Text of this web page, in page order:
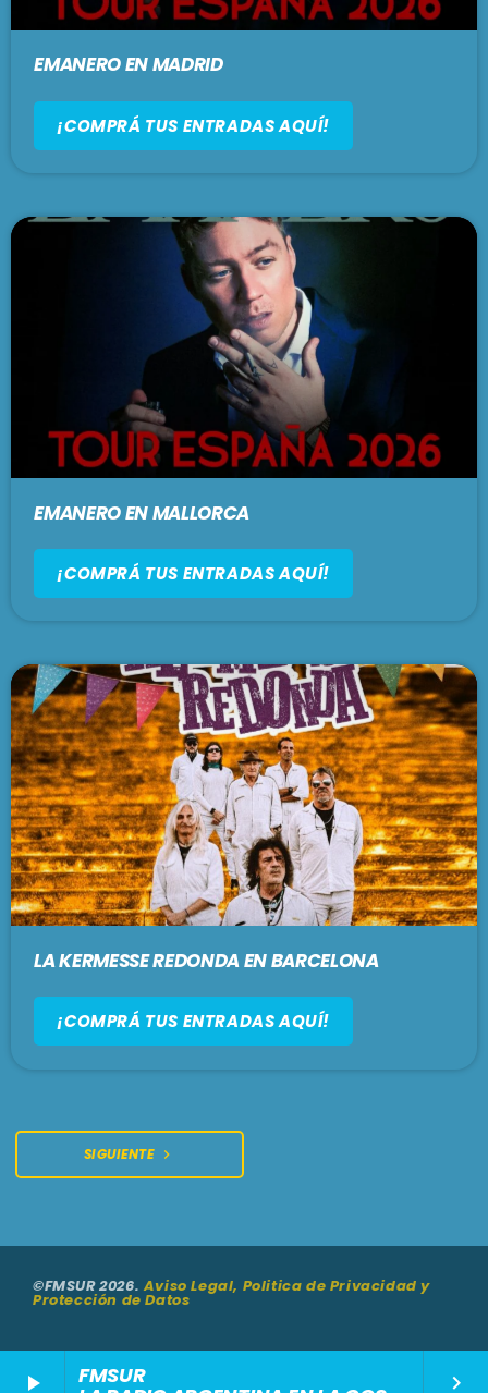
play_arrow FMSUR keyboard_arrow_right
EMANERO EN MADRID
¡COMPRÁ TUS ENTRADAS AQUÍ!
EMANERO EN MALLORCA
¡COMPRÁ TUS ENTRADAS AQUÍ!
LA KERMESSE REDONDA EN BARCELONA
¡COMPRÁ TUS ENTRADAS AQUÍ!
SIGUIENTE navigate_next
©FMSUR 2026.Aviso Legal, Politica de Privacidad y
Protección de Datos